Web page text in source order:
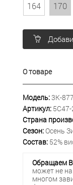
164 170
О товаре
Модель:3К-877
Артикул:
Страна
Сезон:Осень
Состав: 52%
Обращаем
может не
многом